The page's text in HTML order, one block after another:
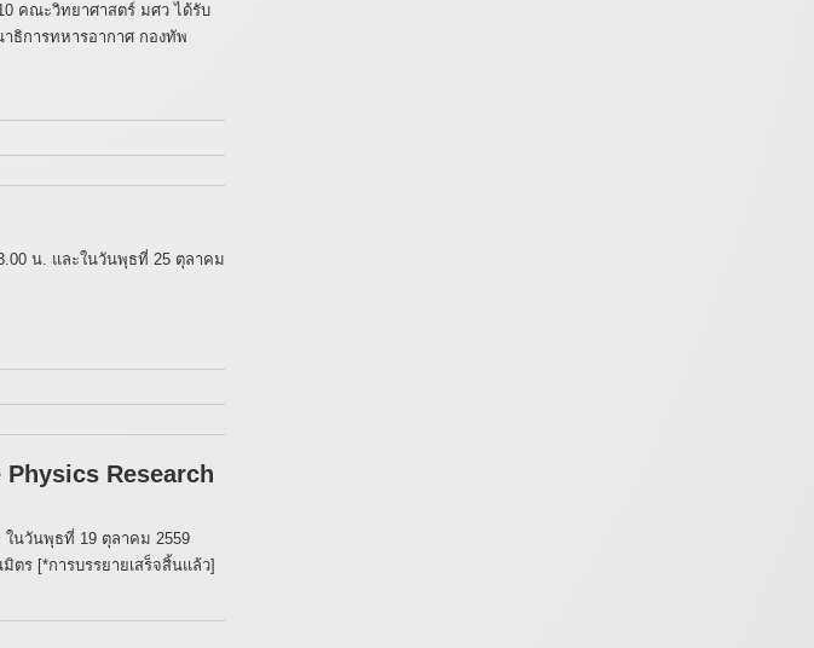
คณะวิทยาศาสตร์ มศว ได้รับ
าธิการทหารอากาศ กองทัพ
น. และในวันพุธที่ 25 ตุลาคม
Physics Research
นวันพุธที่ 19 ตุลาคม 2559
ตร [*การบรรยายเสร็จสิ้นแล้ว]